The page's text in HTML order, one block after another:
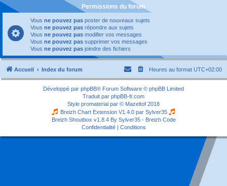
Permissions du forum
Vous ne pouvez pas poster de nouveaux sujets
Vous ne pouvez pas répondre aux sujets
Vous ne pouvez pas modifier vos messages
Vous ne pouvez pas supprimer vos messages
Vous ne pouvez pas joindre des fichiers
Accueil Index du forum Heures au format UTC+02:00
Développé par phpBB® Forum Software © phpBB Limited
Traduit par phpBB-fr.com
Style promaterial par © Mazeltof 2018
Breizh Chart Extension V1.4.0 par Sylver35
Breizh Shoutbox v1.8.4 By Sylver35 - Breizh Code
Confidentialité| Conditions